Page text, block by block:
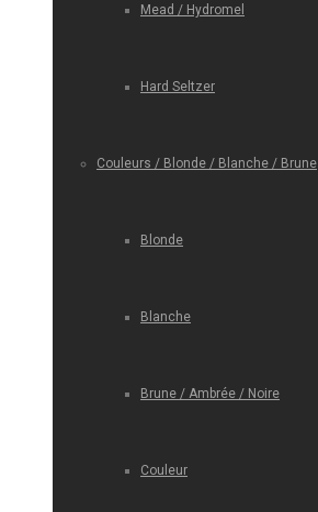
Mead / Hydromel
Hard Seltzer
Couleurs / Blonde / Blanche / Brune
Blonde
Blanche
Brune / Ambrée / Noire
Couleur